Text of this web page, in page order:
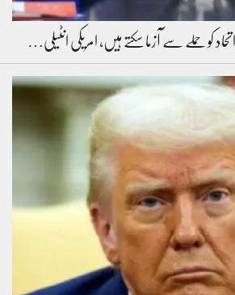
کو حملے سے آزما سکتے ہیں، امریکی انٹیلی…